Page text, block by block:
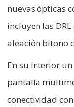
nuevas ópticas
incluyen las
aleación bitono
En su interior
pantalla
conectividad